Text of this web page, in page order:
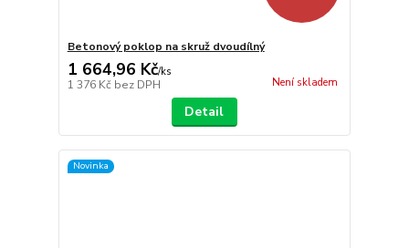
Betonový poklop na skruž dvoudílný
1 664,96 Kč/ks
1 376 Kč bez DPH Není skladem
Detail
Novinka